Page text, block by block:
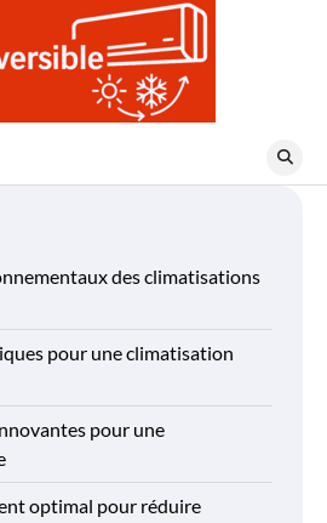
des climatisations
pour une climatisation
pour une
optimal pour réduire